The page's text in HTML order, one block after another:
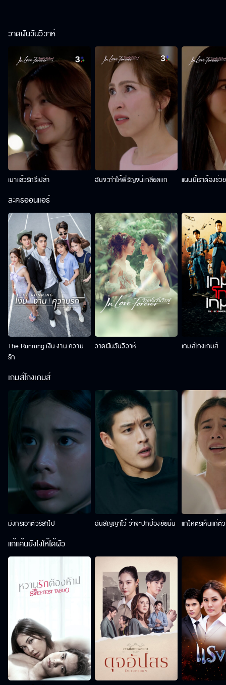
วาดฝันวันวิวาห์
เมาแล้วรักรึเปล่า ฉันจะทำให้พี่รัญจน์เกลียดแก แผนนี้เราต้องช่ว
ละครออนแอร์
The Running เงิน งาน ความ
รัก
วาดฝันวันวิวาห์ เกมส์โกงเกมส์
เกมส์โกงเกมส์
มังกรเอาตัวริสาไป ฉันสัญญาไว้ ว่าจะปกป้องยัยนั่น แกโคตรเห็นแก่ตั
แก้แค้นยังไงให้ได้ผัว